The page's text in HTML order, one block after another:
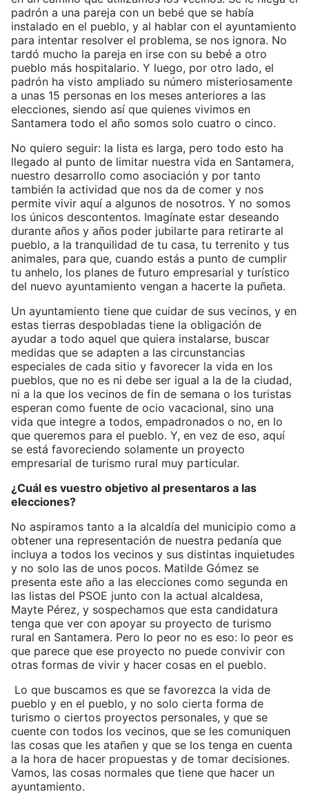
padrón a una pareja con un bebé que se había
instalado en el pueblo, y al hablar con el ayuntamiento
para intentar resolver el problema, se nos ignora. No
tardó mucho la pareja en irse con su bebé a otro
pueblo más hospitalario. Y luego, por otro lado, el
padrón ha visto ampliado su número misteriosamente
a unas 15 personas en los meses anteriores a las
elecciones, siendo así que quienes vivimos en
Santamera todo el año somos solo cuatro o cinco.
No quiero seguir: la lista es larga, pero todo esto ha
llegado al punto de limitar nuestra vida en Santamera,
nuestro desarrollo como asociación y por tanto
también la actividad que nos da de comer y nos
permite vivir aquí a algunos de nosotros. Y no somos
los únicos descontentos. Imagínate estar deseando
durante años y años poder jubilarte para retirarte al
pueblo, a la tranquilidad de tu casa, tu terrenito y tus
animales, para que, cuando estás a punto de cumplir
tu anhelo, los planes de futuro empresarial y turístico
del nuevo ayuntamiento vengan a hacerte la puñeta.
Un ayuntamiento tiene que cuidar de sus vecinos, y en
estas tierras despobladas tiene la obligación de
ayudar a todo aquel que quiera instalarse, buscar
medidas que se adapten a las circunstancias
especiales de cada sitio y favorecer la vida en los
pueblos, que no es ni debe ser igual a la de la ciudad,
ni a la que los vecinos de fin de semana o los turistas
esperan como fuente de ocio vacacional, sino una
vida que integre a todos, empadronados o no, en lo
que queremos para el pueblo. Y, en vez de eso, aquí
se está favoreciendo solamente un proyecto
empresarial de turismo rural muy particular.
¿Cuál es vuestro objetivo al presentaros a las
elecciones?
No aspiramos tanto a la alcaldía del municipio como a
obtener una representación de nuestra pedanía que
incluya a todos los vecinos y sus distintas inquietudes
y no solo las de unos pocos. Matilde Gómez se
presenta este año a las elecciones como segunda en
las listas del PSOE junto con la actual alcaldesa,
Mayte Pérez, y sospechamos que esta candidatura
tenga que ver con apoyar su proyecto de turismo
rural en Santamera. Pero lo peor no es eso: lo peor es
que parece que ese proyecto no puede convivir con
otras formas de vivir y hacer cosas en el pueblo.
Lo que buscamos es que se favorezca la vida de
pueblo y en el pueblo, y no solo cierta forma de
turismo o ciertos proyectos personales, y que se
cuente con todos los vecinos, que se les comuniquen
las cosas que les atañen y que se los tenga en cuenta
a la hora de hacer propuestas y de tomar decisiones.
Vamos, las cosas normales que tiene que hacer un
ayuntamiento.